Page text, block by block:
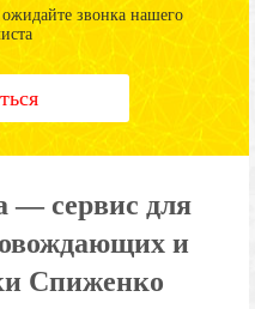
звонка нашего
— сервис для
и
Спиженко